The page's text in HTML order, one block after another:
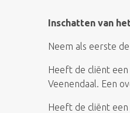
Inschatten van
Neem als eerste de
Heeft de cliënt een
Veenendaal. Een
Heeft de cliënt een